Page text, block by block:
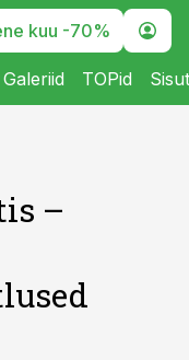
kuu -70%
Galeriid TOPid
–